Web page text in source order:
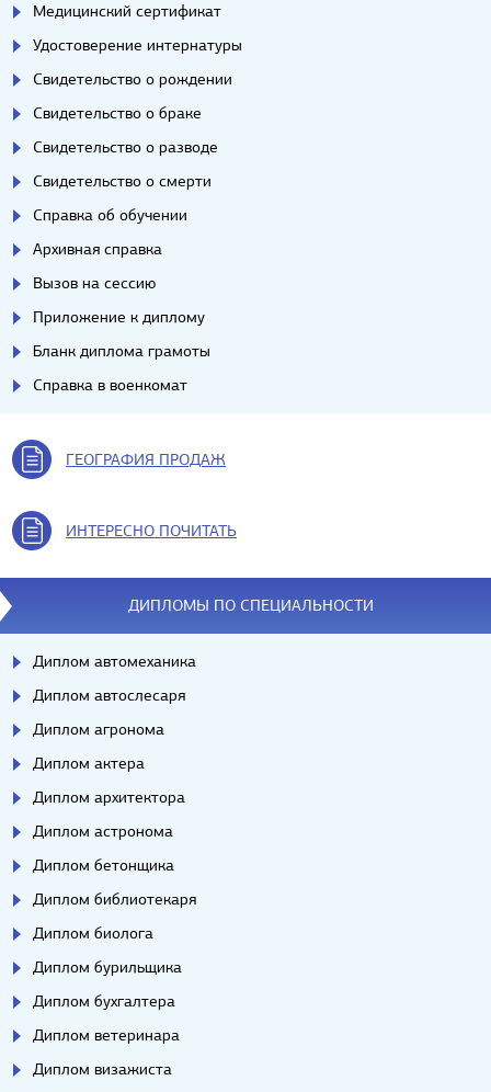
Медицинский сертификат
Удостоверение интернатуры
Свидетельство о рождении
Свидетельство о браке
Свидетельство о разводе
Свидетельство о смерти
Справка об обучении
Архивная справка
Вызов на сессию
Приложение к диплому
Бланк диплома грамоты
Справка в военкомат
ГЕОГРАФИЯ ПРОДАЖ
ИНТЕРЕСНО ПОЧИТАТЬ
ДИПЛОМЫ ПО СПЕЦИАЛЬНОСТИ
Диплом автомеханика
Диплом автослесаря
Диплом агронома
Диплом актера
Диплом архитектора
Диплом астронома
Диплом бетонщика
Диплом библиотекаря
Диплом биолога
Диплом бурильщика
Диплом бухгалтера
Диплом ветеринара
Диплом визажиста